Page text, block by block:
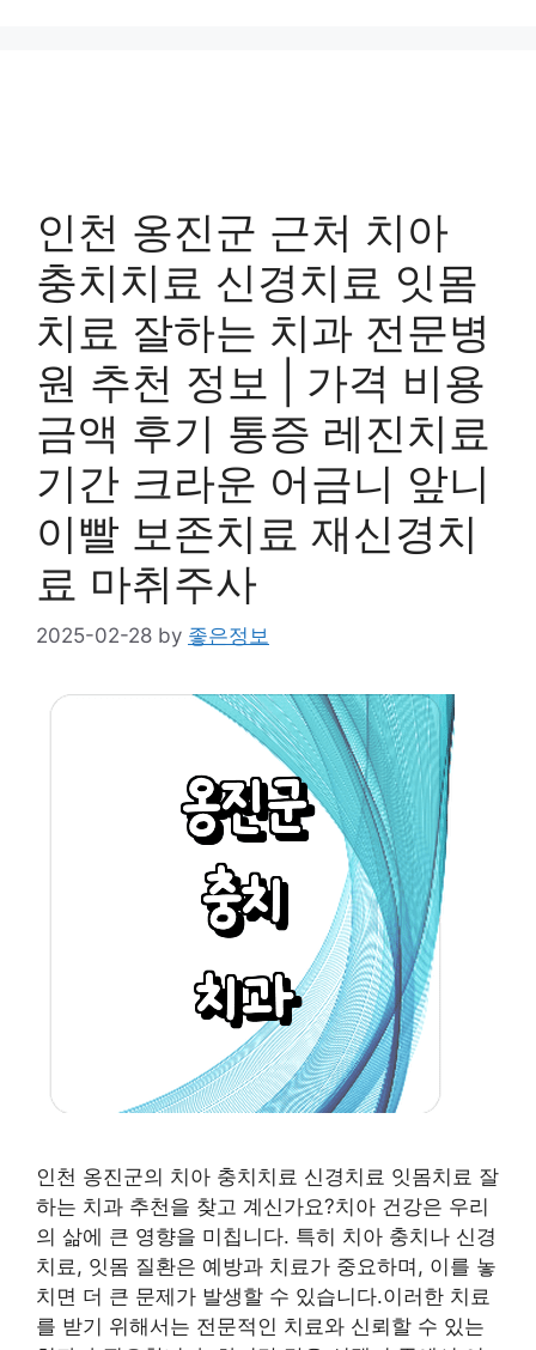
인천 옹진군 근처 치아
충치치료 신경치료 잇몸
치료 잘하는 치과 전문병
원 추천 정보 | 가격 비용
금액 후기 통증 레진치료
기간 크라운 어금니 앞니
이빨 보존치료 재신경치
료 마취주사
2025-02-28 by 좋은정보
인천 옹진군의 치아 충치치료 신경치료 잇몸치료 잘
하는 치과 추천을 찾고 계신가요?치아 건강은 우리
의 삶에 큰 영향을 미칩니다. 특히 치아 충치나 신경
치료, 잇몸 질환은 예방과 치료가 중요하며, 이를 놓
치면 더 큰 문제가 발생할 수 있습니다.이러한 치료
를 받기 위해서는 전문적인 치료와 신뢰할 수 있는